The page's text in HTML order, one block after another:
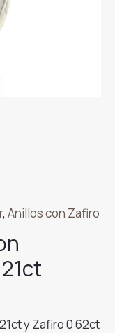
, Anillos con Zafiro
y Zafiro 0 62ct